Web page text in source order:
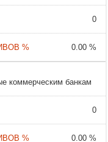
0
0.00 %
коммерческим банкам
0
0.00 %